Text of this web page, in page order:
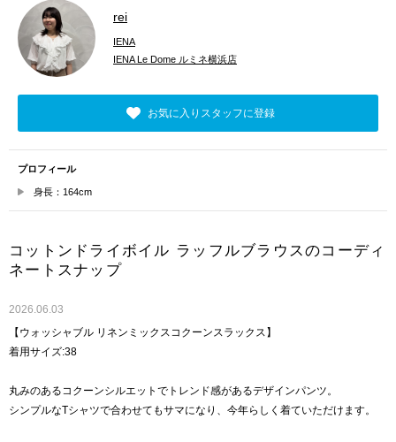
rei
IENA
IENA Le Dome ルミネ横浜店
お気に入りスタッフに登録
プロフィール
身長：164cm
コットンドライボイル ラッフルブラウスのコーディ
ネートスナップ
2026.06.03
【ウォッシャブル リネンミックスコクーンスラックス】
着用サイズ:38
丸みのあるコクーンシルエットでトレンド感があるデザインパンツ。
シンプルなTシャツで合わせてもサマになり、今年らしく着ていただけます。